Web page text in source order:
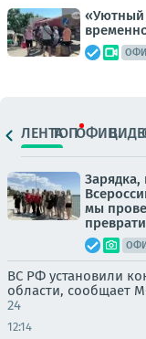
«Уютный
ЛЕНТАТОПОФИЦ.
Зарядка,
мы
ВС РФ установили
области, сообщает
24
12:14